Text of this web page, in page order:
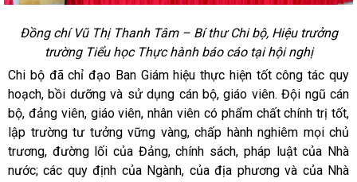
Đồng chí Vũ Thị Thanh Tâm – Bí thư Chi bộ, Hiệu trưởng
trường Tiểu học Thực hành báo cáo tại hội nghị
Chi bộ đã chỉ đạo Ban Giám hiệu thực hiện tốt công tác quy
hoạch, bồi dưỡng và sử dụng cán bộ, giáo viên. Đội ngũ cán
bộ, đảng viên, giáo viên, nhân viên có phẩm chất chính trị tốt,
lập trường tư tưởng vững vàng, chấp hành nghiêm mọi chủ
trương, đường lối của Đảng, chính sách, pháp luật của Nhà
nước; các quy định của Ngành, của địa phương và của Nhà